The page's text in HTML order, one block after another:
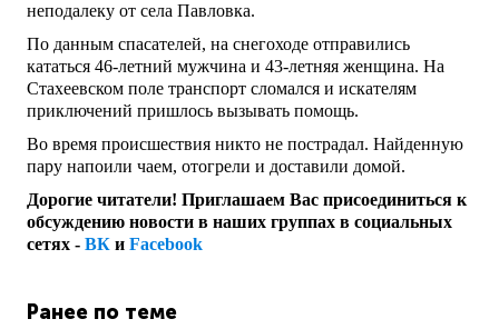
неподалеку от села Павловка.
По данным спасателей, на снегоходе отправились
кататься 46-летний мужчина и 43-летняя женщина. На
Стахеевском поле транспорт сломался и искателям
приключений пришлось вызывать помощь.
Во время происшествия никто не пострадал. Найденную
пару напоили чаем, отогрели и доставили домой.
Дорогие читатели! Приглашаем Вас присоединиться к
обсуждению новости в наших группах в социальных
сетях - ВК и Facebook
Ранее по теме